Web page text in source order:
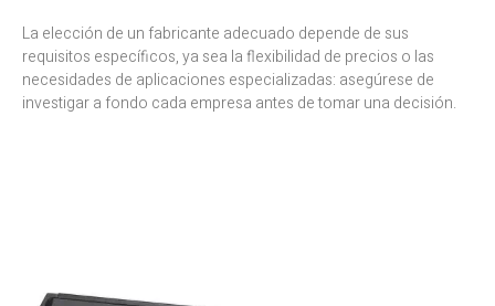
La elección de un fabricante adecuado depende de sus
requisitos específicos, ya sea la flexibilidad de precios o las
necesidades de aplicaciones especializadas: asegúrese de
investigar a fondo cada empresa antes de tomar una decisión.